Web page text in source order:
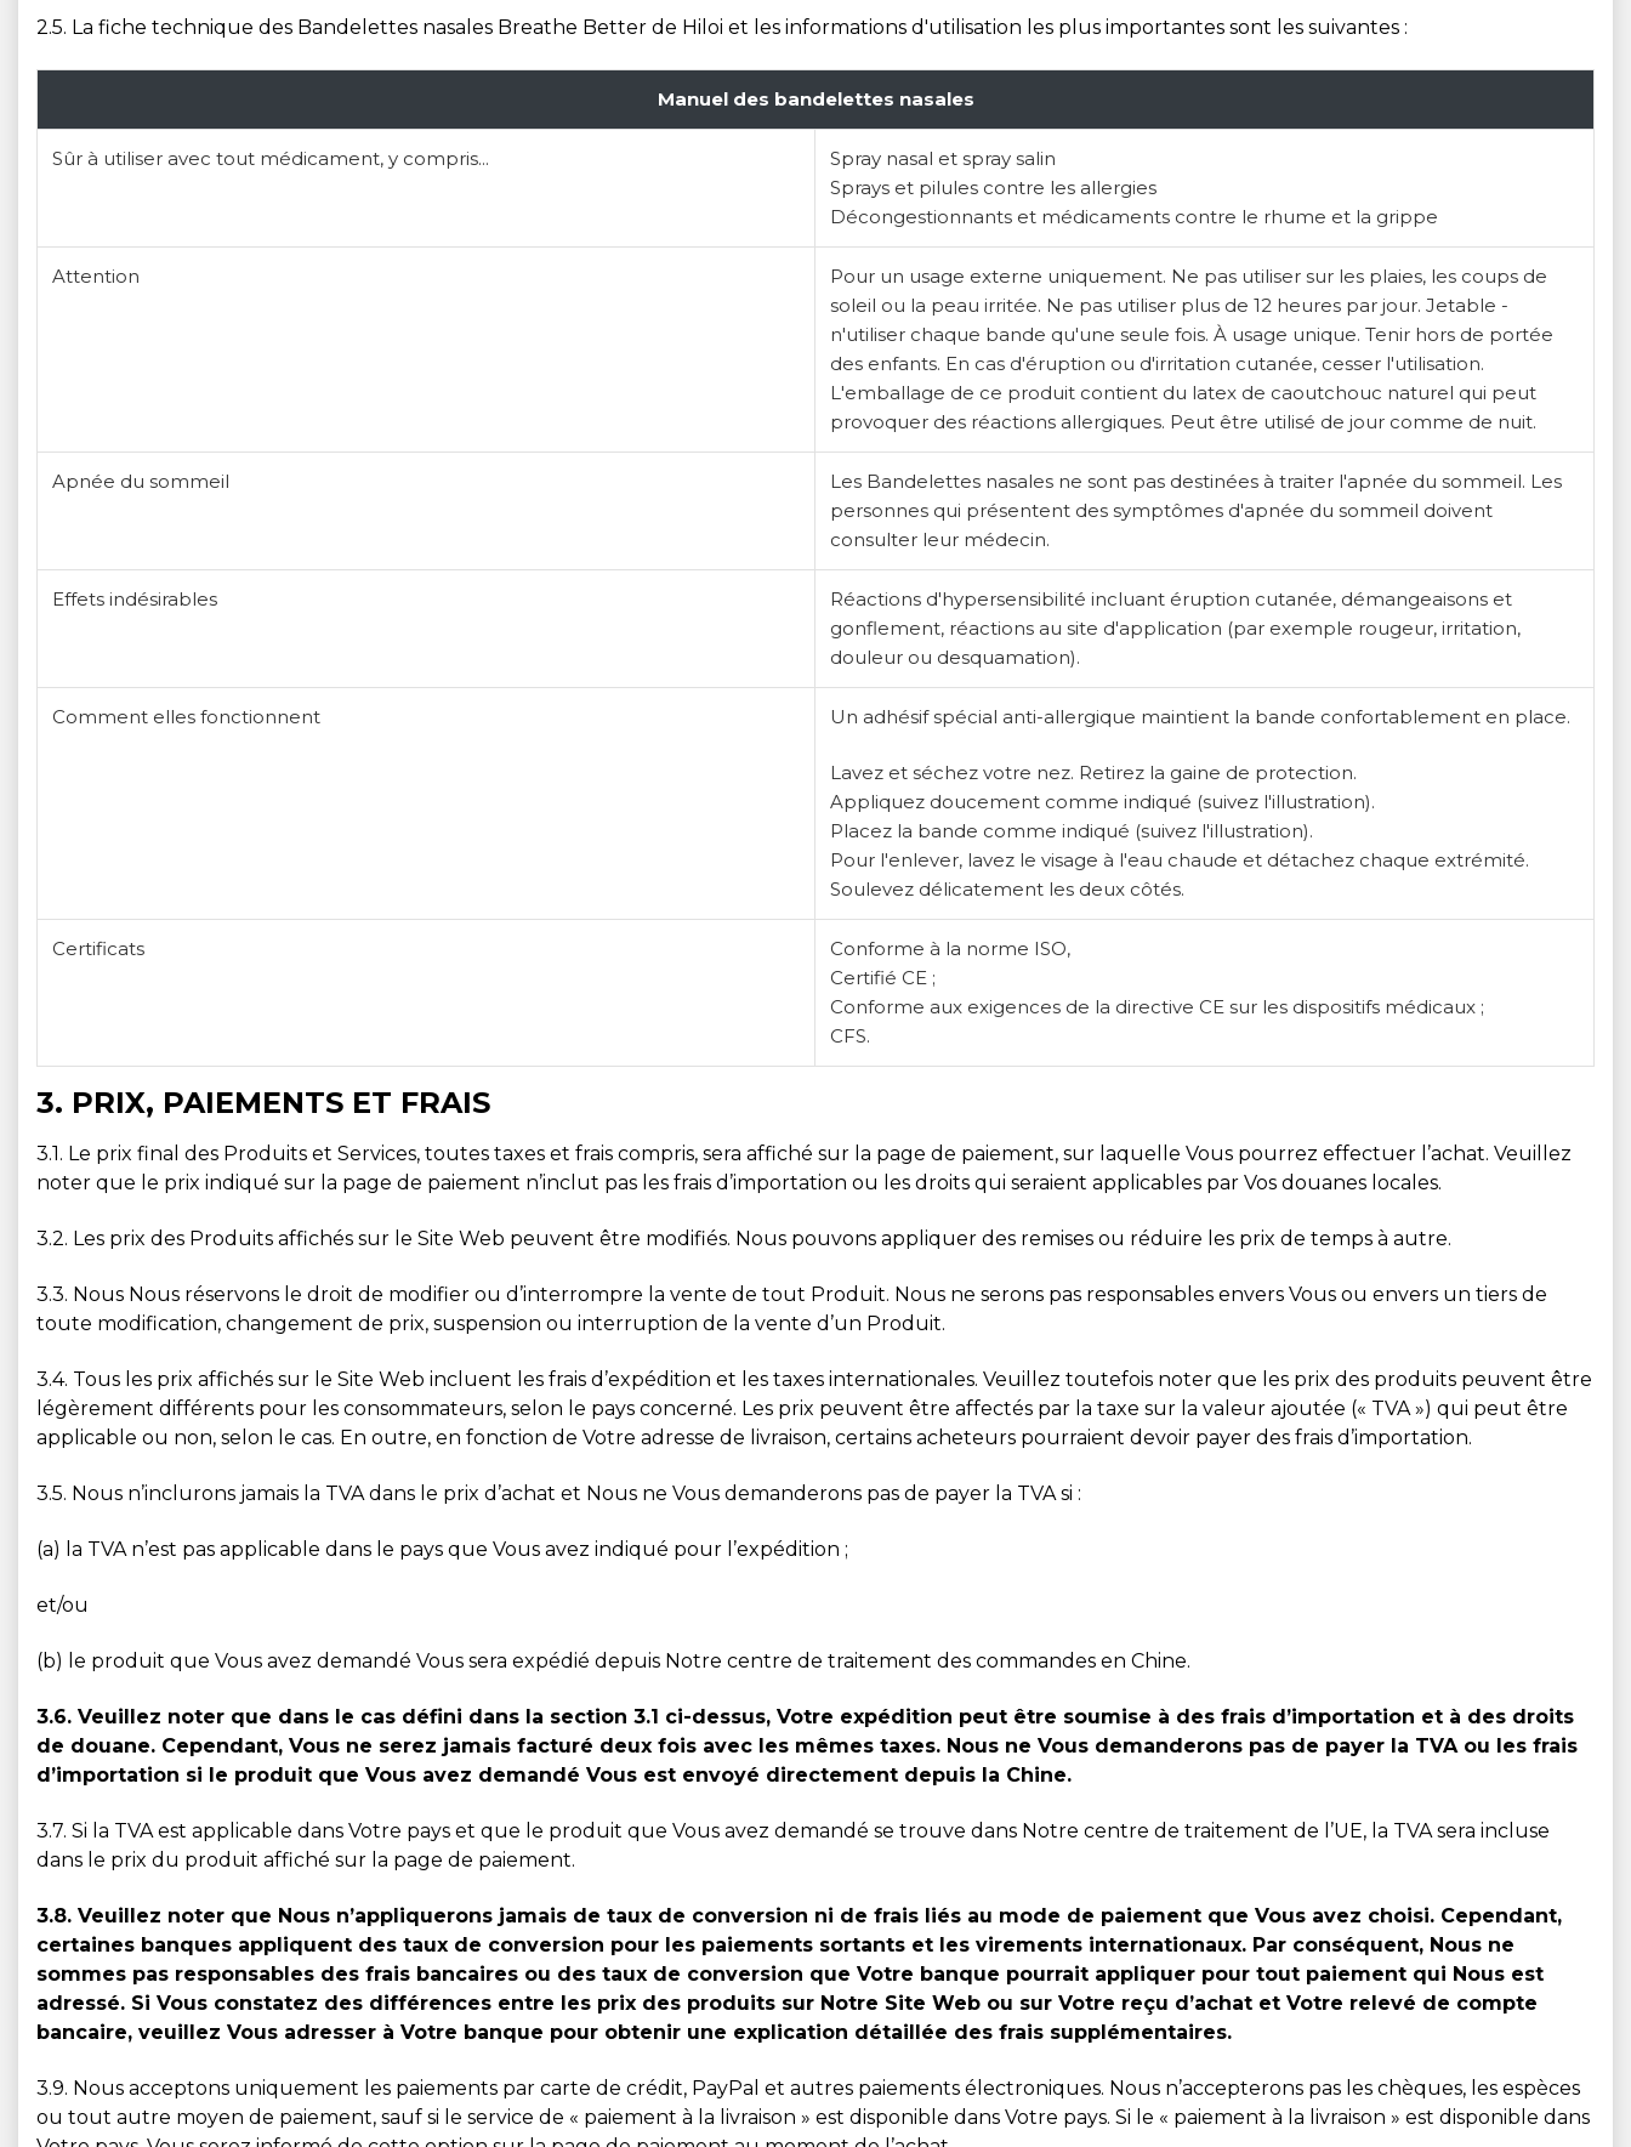
2.5. La fiche technique des Bandelettes nasales Breathe Better de Hiloi et les informations d'utilisation les plus importantes sont les suivantes :
Manuel des bandelettes nasales
Sûr à utiliser avec tout médicament, y compris...
Spray nasal et spray salin
Sprays et pilules contre les allergies
Décongestionnants et médicaments contre le rhume et la grippe
Attention
Pour un usage externe uniquement. Ne pas utiliser sur les plaies, les coups de
soleil ou la peau irritée. Ne pas utiliser plus de 12 heures par jour. Jetable -
n'utiliser chaque bande qu'une seule fois. À usage unique. Tenir hors de portée
des enfants. En cas d'éruption ou d'irritation cutanée, cesser l'utilisation.
L'emballage de ce produit contient du latex de caoutchouc naturel qui peut
provoquer des réactions allergiques. Peut être utilisé de jour comme de nuit.
Apnée du sommeil
Les Bandelettes nasales ne sont pas destinées à traiter l'apnée du sommeil. Les
personnes qui présentent des symptômes d'apnée du sommeil doivent
consulter leur médecin.
Effets indésirables
Réactions d'hypersensibilité incluant éruption cutanée, démangeaisons et
gonflement, réactions au site d'application (par exemple rougeur, irritation,
douleur ou desquamation).
Comment elles fonctionnent Un adhésif spécial anti-allergique maintient la bande confortablement en place.
Lavez et séchez votre nez. Retirez la gaine de protection.
Appliquez doucement comme indiqué (suivez l'illustration).
Placez la bande comme indiqué (suivez l'illustration).
Pour l'enlever, lavez le visage à l'eau chaude et détachez chaque extrémité.
Soulevez délicatement les deux côtés.
Certificats
Conforme à la norme ISO,
Certifié CE ;
Conforme aux exigences de la directive CE sur les dispositifs médicaux ;
CFS.
3. PRIX, PAIEMENTS ET FRAIS
3.1. Le prix final des Produits et Services, toutes taxes et frais compris, sera affiché sur la page de paiement, sur laquelle Vous pourrez effectuer l’achat. Veuillez
noter que le prix indiqué sur la page de paiement n’inclut pas les frais d’importation ou les droits qui seraient applicables par Vos douanes locales.
3.2. Les prix des Produits affichés sur le Site Web peuvent être modifiés. Nous pouvons appliquer des remises ou réduire les prix de temps à autre.
3.3. Nous Nous réservons le droit de modifier ou d’interrompre la vente de tout Produit. Nous ne serons pas responsables envers Vous ou envers un tiers de
toute modification, changement de prix, suspension ou interruption de la vente d’un Produit.
3.4. Tous les prix affichés sur le Site Web incluent les frais d’expédition et les taxes internationales. Veuillez toutefois noter que les prix des produits peuvent être
légèrement différents pour les consommateurs, selon le pays concerné. Les prix peuvent être affectés par la taxe sur la valeur ajoutée (« TVA ») qui peut être
applicable ou non, selon le cas. En outre, en fonction de Votre adresse de livraison, certains acheteurs pourraient devoir payer des frais d’importation.
3.5. Nous n’inclurons jamais la TVA dans le prix d’achat et Nous ne Vous demanderons pas de payer la TVA si :
(a) la TVA n’est pas applicable dans le pays que Vous avez indiqué pour l’expédition ;
et/ou
(b) le produit que Vous avez demandé Vous sera expédié depuis Notre centre de traitement des commandes en Chine.
3.6. Veuillez noter que dans le cas défini dans la section 3.1 ci-dessus, Votre expédition peut être soumise à des frais d’importation et à des droits
de douane. Cependant, Vous ne serez jamais facturé deux fois avec les mêmes taxes. Nous ne Vous demanderons pas de payer la TVA ou les frais
d’importation si le produit que Vous avez demandé Vous est envoyé directement depuis la Chine.
3.7. Si la TVA est applicable dans Votre pays et que le produit que Vous avez demandé se trouve dans Notre centre de traitement de l’UE, la TVA sera incluse
dans le prix du produit affiché sur la page de paiement.
3.8. Veuillez noter que Nous n’appliquerons jamais de taux de conversion ni de frais liés au mode de paiement que Vous avez choisi. Cependant,
certaines banques appliquent des taux de conversion pour les paiements sortants et les virements internationaux. Par conséquent, Nous ne
sommes pas responsables des frais bancaires ou des taux de conversion que Votre banque pourrait appliquer pour tout paiement qui Nous est
adressé. Si Vous constatez des différences entre les prix des produits sur Notre Site Web ou sur Votre reçu d’achat et Votre relevé de compte
bancaire, veuillez Vous adresser à Votre banque pour obtenir une explication détaillée des frais supplémentaires.
3.9. Nous acceptons uniquement les paiements par carte de crédit, PayPal et autres paiements électroniques. Nous n’accepterons pas les chèques, les espèces
ou tout autre moyen de paiement, sauf si le service de « paiement à la livraison » est disponible dans Votre pays. Si le « paiement à la livraison » est disponible dans